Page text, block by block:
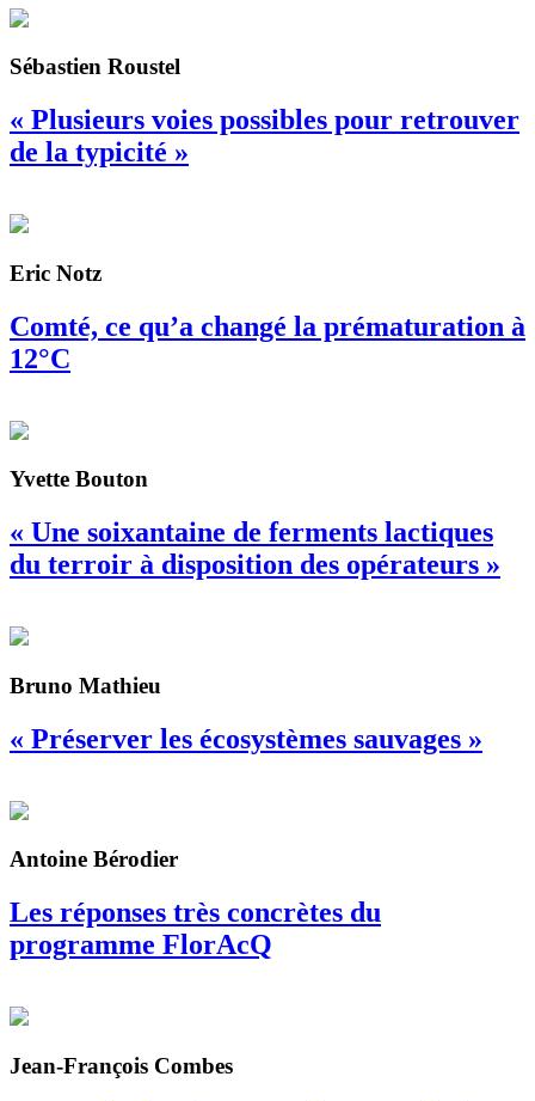
Sébastien Roustel
« Plusieurs voies possibles pour retrouver
de la typicité »
Eric Notz
Comté, ce qu’a changé la prématuration à
12°C
Yvette Bouton
« Une soixantaine de ferments lactiques
du terroir à disposition des opérateurs »
Bruno Mathieu
« Préserver les écosystèmes sauvages »
Antoine Bérodier
Les réponses très concrètes du
programme FlorAcQ
Jean-François Combes